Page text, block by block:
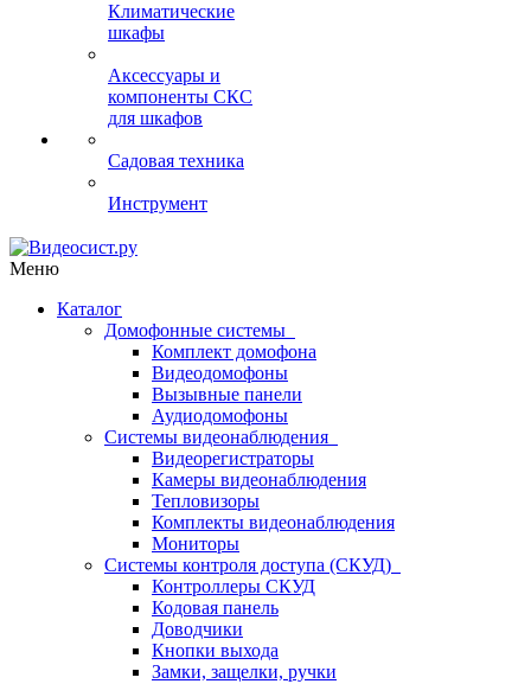
Климатические
шкафы
Аксессуары и
компоненты СКС
для шкафов
Садовая техника
Инструмент
Меню
Каталог
Домофонные системы
Комплект домофона
Видеодомофоны
Вызывные панели
Аудиодомофоны
Системы видеонаблюдения
Видеорегистраторы
Камеры видеонаблюдения
Тепловизоры
Комплекты видеонаблюдения
Мониторы
Системы контроля доступа (СКУД)
Контроллеры СКУД
Кодовая панель
Доводчики
Кнопки выхода
Замки, защелки, ручки